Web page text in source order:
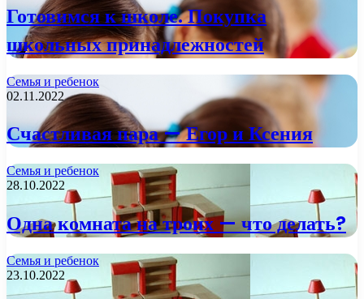
Готовимся к школе. Покупка
школьных принадлежностей
Семья и ребенок
02.11.2022
Счастливая пара — Егор и Ксения
Семья и ребенок
28.10.2022
Одна комната на троих — что делать?
Семья и ребенок
23.10.2022